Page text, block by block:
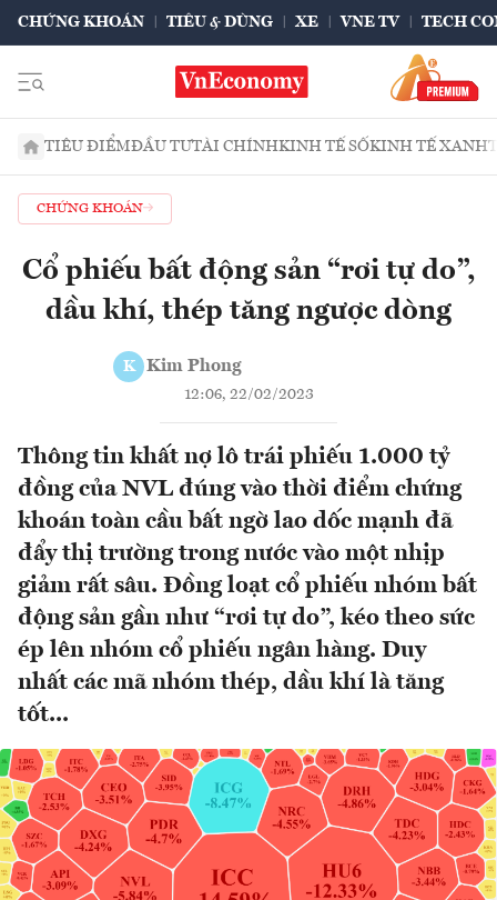
CHỨNG KHOÁN TIÊU & DÙNG XE VNE TV TECH
TIÊU ĐIỂMĐẦU TƯTÀI CHÍNHKINH TẾ SỐKINH TẾ XANH
CHỨNG KHOÁN
Cổ phiếu bất động sản “rơi tự do”,
dầu khí, thép tăng ngược dòng
K Kim Phong
12:06, 22/02/2023
Thông tin khất nợ lô trái phiếu 1.000 tỷ
đồng của NVL đúng vào thời điểm chứng
khoán toàn cầu bất ngờ lao dốc mạnh đã
đẩy thị trường trong nước vào một nhịp
giảm rất sâu. Đồng loạt cổ phiếu nhóm bất
động sản gần như “rơi tự do”, kéo theo sức
ép lên nhóm cổ phiếu ngân hàng. Duy
nhất các mã nhóm thép, dầu khí là tăng
tốt...